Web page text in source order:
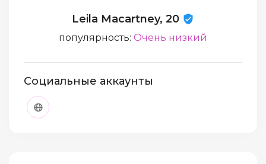
Leila Macartney, 20
популярность: Очень низкий
Социальные аккаунты